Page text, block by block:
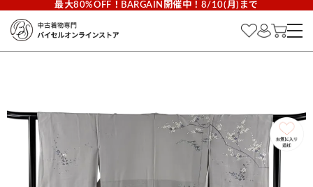
最大80%OFF！BARGAIN開催中！8/10(月)まで